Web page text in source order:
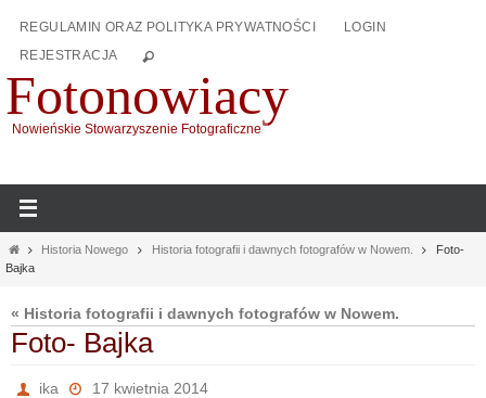
treści
REGULAMIN ORAZ POLITYKA PRYWATNOŚCI
LOGIN
REJESTRACJA
Fotonowiacy
Nowieńskie Stowarzyszenie Fotograficzne
HomeHistoria Nowego Historia fotografii i dawnych fotografów w Nowem.
Foto-
Bajka
« Historia fotografii i dawnych fotografów w Nowem.
Foto- Bajka
ika 17 kwietnia 2014